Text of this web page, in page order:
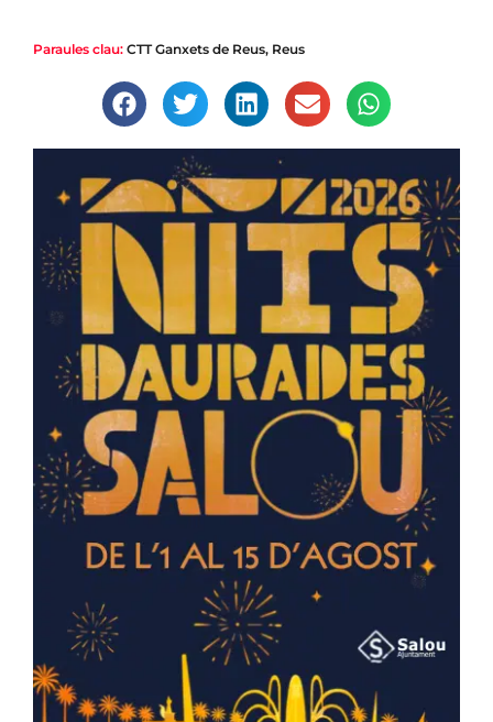
Paraules clau: CTT Ganxets de Reus, Reus